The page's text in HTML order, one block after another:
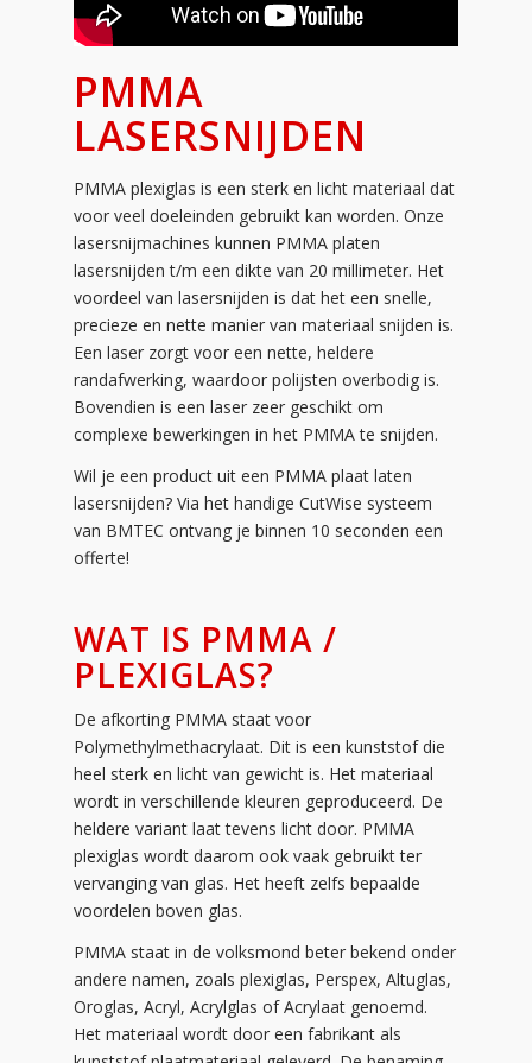
PMMA
LASERSNIJDEN
PMMA plexiglas is een sterk en licht materiaal dat
voor veel doeleinden gebruikt kan worden. Onze
lasersnijmachines kunnen PMMA platen
lasersnijden t/m een dikte van 20 millimeter. Het
voordeel van lasersnijden is dat het een snelle,
precieze en nette manier van materiaal snijden is.
Een laser zorgt voor een nette, heldere
randafwerking, waardoor polijsten overbodig is.
Bovendien is een laser zeer geschikt om
complexe bewerkingen in het PMMA te snijden.
Wil je een product uit een PMMA plaat laten
lasersnijden? Via het handige CutWise systeem
van BMTEC ontvang je binnen 10 seconden een
offerte!
WAT IS PMMA /
PLEXIGLAS?
De afkorting PMMA staat voor
Polymethylmethacrylaat. Dit is een kunststof die
heel sterk en licht van gewicht is. Het materiaal
wordt in verschillende kleuren geproduceerd. De
heldere variant laat tevens licht door. PMMA
plexiglas wordt daarom ook vaak gebruikt ter
vervanging van glas. Het heeft zelfs bepaalde
voordelen boven glas.
PMMA staat in de volksmond beter bekend onder
andere namen, zoals plexiglas, Perspex, Altuglas,
Oroglas, Acryl, Acrylglas of Acrylaat genoemd.
Het materiaal wordt door een fabrikant als